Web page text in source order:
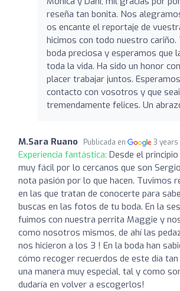
reseña tan bonita. Nos
os encante el reportaje de
hicimos con todo nuestro cariño.
boda preciosa y esperamos que
toda la vida. Ha sido un honor
placer trabajar juntos.
contacto con vosotros y que
tremendamente felices. Un
M.Sara Ruano Publicada en 3 years
Experiencia fantástica: Desde el
muy fácil por lo cercanos que son
nota pasión por lo que hacen. Tuvimos
en las que tratan de conocerte para
buscas en las fotos de tu boda. En la
fuimos con nuestra perrita Maggie y
como nosotros mismos, de ahí las
nos hicieron a los 3 ! En la boda han
cómo recoger recuerdos de este día
una manera muy especial, tal y como
dudaría en volver a escogerlos!